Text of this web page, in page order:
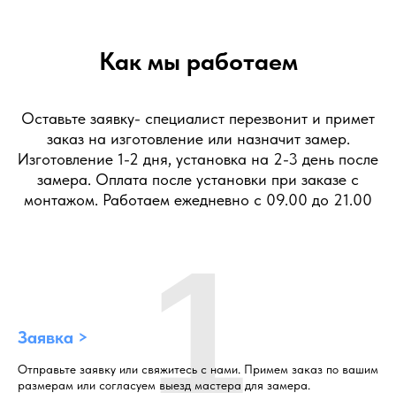
Как мы работаем
Оставьте заявку- специалист перезвонит и примет
заказ на изготовление или назначит замер.
Изготовление 1-2 дня, установка на 2-3 день после
замера. Оплата после установки при заказе с
монтажом. Работаем ежедневно с 09.00 до 21.00
Заявка >
Отправьте заявку или свяжитесь с нами. Примем заказ по вашим
размерам или согласуем выезд мастера для замера.
1